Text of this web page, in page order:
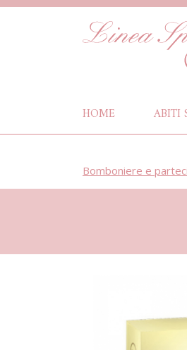
HOME(CURRENT)
ABITI
Bomboniere e